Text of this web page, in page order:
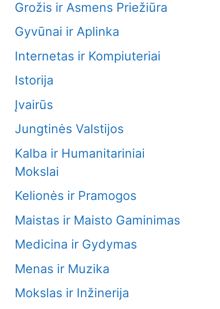
Grožis ir Asmens Priežiūra
Gyvūnai ir Aplinka
Internetas ir Kompiuteriai
Istorija
Įvairūs
Jungtinės Valstijos
Kalba ir Humanitariniai
Mokslai
Kelionės ir Pramogos
Maistas ir Maisto Gaminimas
Medicina ir Gydymas
Menas ir Muzika
Mokslas ir Inžinerija